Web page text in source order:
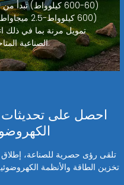
تمويل مرنة بما في ذلك
الصناعية المتاحة للمشاريع التجارية.
احصل على تحديثات
تلقى رؤى حصرية للصناعة، إطلاق
تخزين الطاقة والأنظمة